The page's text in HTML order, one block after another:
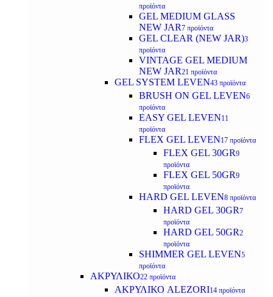
προϊόντα
GEL MEDIUM GLASS
NEW JAR7 προϊόντα
GEL CLEAR (NEW JAR)3
προϊόντα
VINTAGE GEL MEDIUM
NEW JAR21 προϊόντα
GEL SYSTEM LEVEN43 προϊόντα
BRUSH ON GEL LEVEN6
προϊόντα
EASY GEL LEVEN11
προϊόντα
FLEX GEL LEVEN17 προϊόντα
FLEX GEL 30GR9
προϊόντα
FLEX GEL 50GR9
προϊόντα
HARD GEL LEVEN8 προϊόντα
HARD GEL 30GR7
προϊόντα
HARD GEL 50GR2
προϊόντα
SHIMMER GEL LEVEN5
προϊόντα
ΑΚΡΥΛΙΚΟ22 προϊόντα
ΑΚΡΥΛΙΚΟ ALEZORI14 προϊόντα